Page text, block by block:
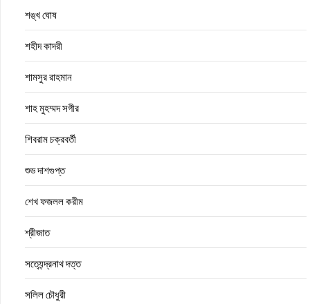
শঙ্খ ঘোষ
শহীদ কাদরী
শামসুর রাহমান
শাহ মুহম্মদ সগীর
শিবরাম চক্রবর্তী
শুভ দাশগুপ্ত
শেখ ফজলল করীম
শ্রীজাত
সত্যেন্দ্রনাথ দত্ত
সলিল চৌধুরী